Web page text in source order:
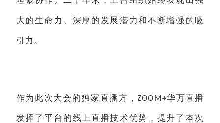
大的生命力、深厚的发展潜力和不断增强的吸
引力。
作为此次大会的独家直播方， ZOOM+华万直播
发挥了平台的线上直播技术优势，提升了本次